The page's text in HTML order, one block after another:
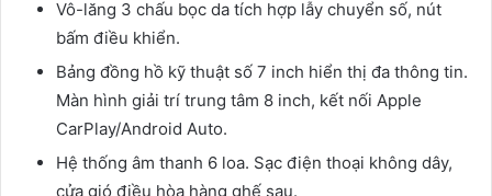
Vô-lăng 3 chấu bọc da tích hợp lẫy chuyển số, nút
bấm điều khiển.
Bảng đồng hồ kỹ thuật số 7 inch hiển thị đa thông tin.
Màn hình giải trí trung tâm 8 inch, kết nối Apple
CarPlay/Android Auto.
Hệ thống âm thanh 6 loa. Sạc điện thoại không dây,
cửa gió điều hòa hàng ghế sau.